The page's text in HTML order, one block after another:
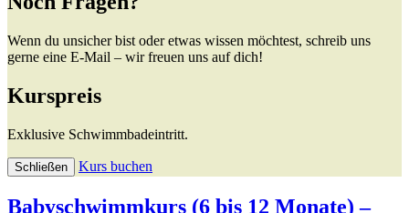
Wenn du unsicher bist oder etwas wissen möchtest, schreib uns
gerne eine E-Mail – wir freuen uns auf dich!
Kurspreis
Exklusive Schwimmbadeintritt.
Schließen Kurs buchen
Babyschwimmkurs (6 bis 12 Monate) –